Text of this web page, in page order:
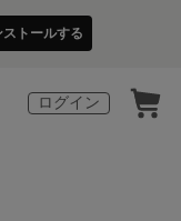
ストールする
ログイン